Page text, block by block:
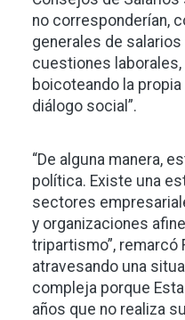
no corresponderían,
generales de
cuestiones
boicoteando la
diálogo social”.
“De alguna manera,
política. Existe una
sectores
y organizaciones
tripartismo”, remarcó
atravesando una
compleja porque
años que no realiza